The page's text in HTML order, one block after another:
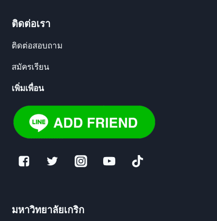
ติดต่อเรา
ติดต่อสอบถาม
สมัครเรียน
เพิ่มเพื่อน
มหาวิทยาลัยเกริก